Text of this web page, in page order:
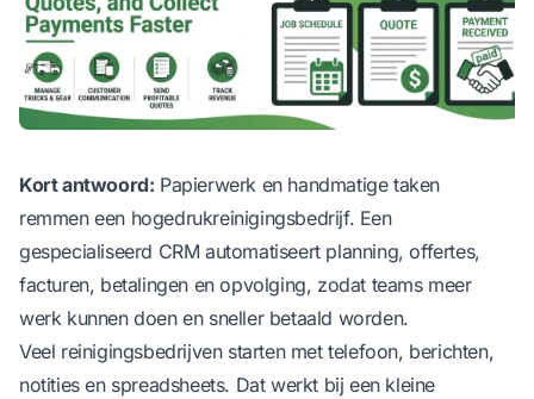
Kort antwoord: Papierwerk en handmatige taken
remmen een hogedrukreinigingsbedrijf. Een
gespecialiseerd CRM automatiseert planning, offertes,
facturen, betalingen en opvolging, zodat teams meer
werk kunnen doen en sneller betaald worden.
Veel reinigingsbedrijven starten met telefoon, berichten,
notities en spreadsheets. Dat werkt bij een kleine